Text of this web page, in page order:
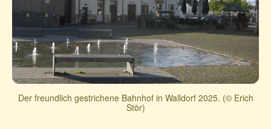
Der freundlich gestrichene Bahnhof in Walldorf 2025. (© Erich
Stör)